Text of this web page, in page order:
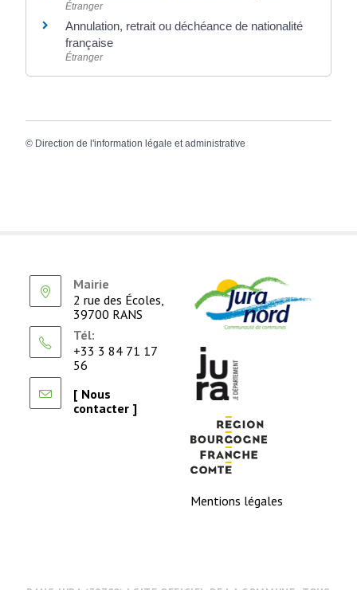
Étranger
Annulation, retrait ou déchéance de nationalité
française
Étranger
© Direction de l'information légale et administrative
Mairie
2 rue des Écoles,
39700 RANS
Tél:
+33 3 84 71 17
56
[ Nous
contacter ]
Mentions légales